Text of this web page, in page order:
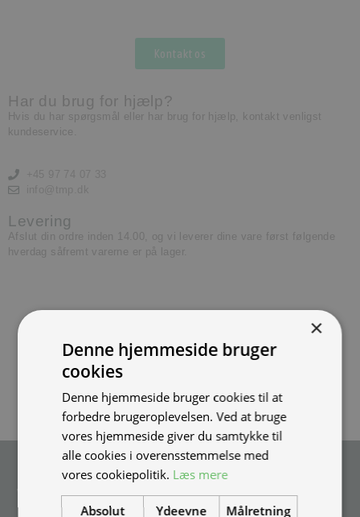
Kontakt os
Har du brug for hjælp?
Hvis du har spørgsmål eller har brug for hjælp, kontakt venligst
kundeservice.
Levering
Afslut din ordre inden 14.00, og vi leverer dine vare først følgende
hverdag såfremt varerne er på lager.
Tilmeld nyhedsmail
Vær blandt de første til at modtage info om nye produkter, tilbud,
events og udstillinger.
×
Denne hjemmeside bruger
cookies
Denne hjemmeside bruger cookies til at
forbedre brugeroplevelsen. Ved at bruge
vores hjemmeside giver du samtykke til
alle cookies i overensstemmelse med
vores cookiepolitik. Læs mere
Absolut
Ydeevne Målretning